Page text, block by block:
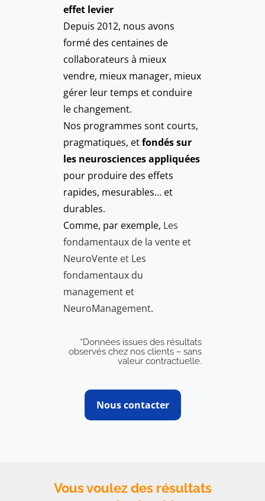
effet levier
Depuis 2012, nous avons
formé des centaines de
collaborateurs à mieux
vendre, mieux manager, mieux
gérer leur temps et conduire
le changement.
Nos programmes sont courts,
pragmatiques, etfondés sur
les neurosciences appliquées
pour produire des effets
rapides, mesurables… et
durables.
Comme, par exemple, Les
fondamentaux de la vente et
NeuroVente et Les
fondamentaux du
management et
NeuroManagement.
*Données issues des résultats
observés chez nos clients – sans
valeur contractuelle.
Nous contacter
Vous voulez des résultats